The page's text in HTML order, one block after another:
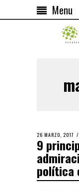
Menu
26 MARZO, 2017
9
política